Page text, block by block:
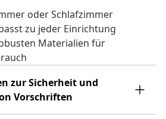
oder Schlafzimmer
zu jeder Einrichtung
Materialien für
zur Sicherheit und
Vorschriften